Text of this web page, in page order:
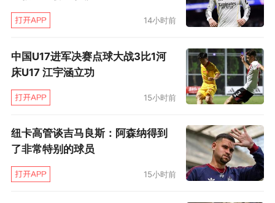
14小时前
中国U17进军决赛点球大战3比1河
床U17 江宇涵立功
15小时前
纽卡高管谈吉马良斯：阿森纳得到
了非常特别的球员
15小时前